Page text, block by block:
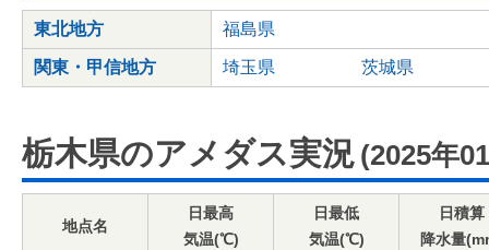
東北地方 福島県
関東・甲信地方 埼玉県 茨城県
栃木県のアメダス実況 (2025年
地点名
日最高
気温(℃)
日最低
気温(℃)
日積算
降水量